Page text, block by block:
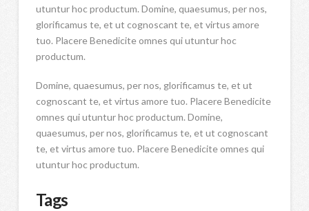
utuntur hoc productum. Domine, quaesumus, per nos,
glorificamus te, et ut cognoscant te, et virtus amore
tuo. Placere Benedicite omnes qui utuntur hoc
productum.
Domine, quaesumus, per nos, glorificamus te, et ut
cognoscant te, et virtus amore tuo. Placere Benedicite
omnes qui utuntur hoc productum. Domine,
quaesumus, per nos, glorificamus te, et ut cognoscant
te, et virtus amore tuo. Placere Benedicite omnes qui
utuntur hoc productum.
Tags